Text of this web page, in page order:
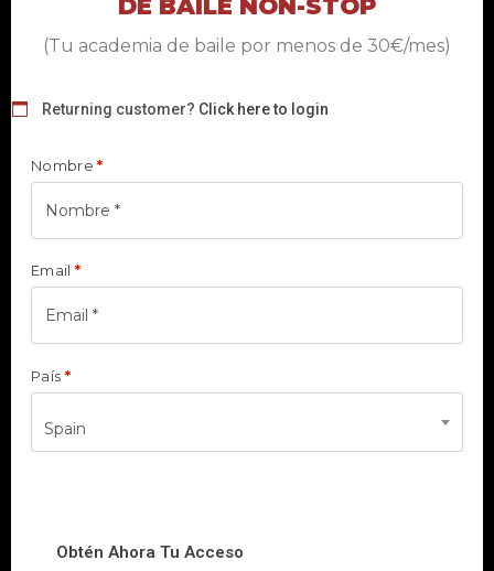
DE BAILE NON-STOP
(Tu academia de baile por menos de 30€/mes)
Returning customer? Click here to login
Nombre*
Email *
País *
Spain
Obtén Ahora Tu Acceso